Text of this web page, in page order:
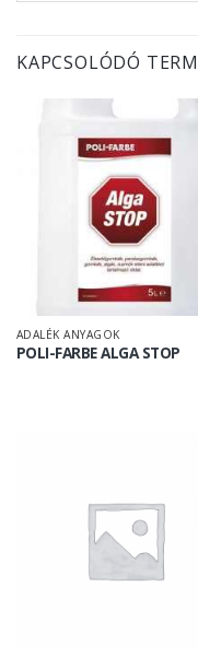
KAPCSOLÓDÓ
ADALÉK ANYAGOK
POLI-FARBE ALGA STOP